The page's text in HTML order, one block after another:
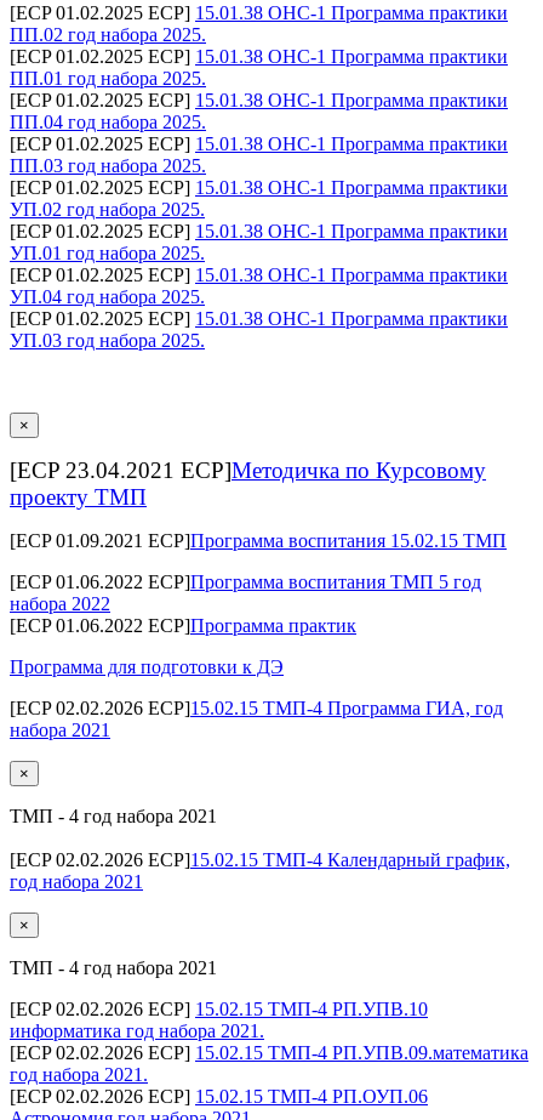
[ECP 01.02.2025 ECP] 15.01.38 ОНС-1 Программа практики
ПП.02 год набора 2025.
[ECP 01.02.2025 ECP] 15.01.38 ОНС-1 Программа практики
ПП.01 год набора 2025.
[ECP 01.02.2025 ECP] 15.01.38 ОНС-1 Программа практики
ПП.04 год набора 2025.
[ECP 01.02.2025 ECP] 15.01.38 ОНС-1 Программа практики
ПП.03 год набора 2025.
[ECP 01.02.2025 ECP] 15.01.38 ОНС-1 Программа практики
УП.02 год набора 2025.
[ECP 01.02.2025 ECP] 15.01.38 ОНС-1 Программа практики
УП.01 год набора 2025.
[ECP 01.02.2025 ECP] 15.01.38 ОНС-1 Программа практики
УП.04 год набора 2025.
[ECP 01.02.2025 ECP] 15.01.38 ОНС-1 Программа практики
УП.03 год набора 2025.
×
[ECP 23.04.2021 ECP]Методичка по Курсовому
проекту ТМП
[ECP 01.09.2021 ECP]Программа воспитания 15.02.15 ТМП
[ECP 01.06.2022 ECP]Программа воспитания ТМП 5 год
набора 2022
[ECP 01.06.2022 ECP]Программа практик
Программа для подготовки к ДЭ
[ECP 02.02.2026 ECP]15.02.15 ТМП-4 Программа ГИА, год
набора 2021
×
ТМП - 4 год набора 2021
[ECP 02.02.2026 ECP]15.02.15 ТМП-4 Календарный график,
год набора 2021
×
ТМП - 4 год набора 2021
[ECP 02.02.2026 ECP] 15.02.15 ТМП-4 РП.УПВ.10
информатика год набора 2021.
[ECP 02.02.2026 ECP] 15.02.15 ТМП-4 РП.УПВ.09.математика
год набора 2021.
[ECP 02.02.2026 ECP] 15.02.15 ТМП-4 РП.ОУП.06